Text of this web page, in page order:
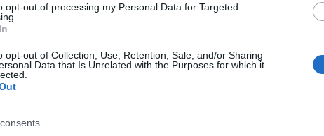
opt-out of processing my Personal Data for Targeted
opt-out of Collection, Use, Retention, Sale, and/or Sharing
Data that Is Unrelated with the Purposes for which it
di suonare a Milano in tanti luoghi. Teatri,
l’anno scorso. Quel live in quel posto mi
con Ali di libertà . E’ affascinante per un
luogo che in teoria non è la sua casa più
che è in origine un prestigioso jazz club. Ma,
avere nè confine nè recinti migliori. Lo stesso
per un live in Auditorium.
elettriche sparate insieme a fisarmoniche e